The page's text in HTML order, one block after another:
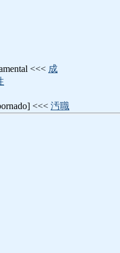
<<< 成
<<< 汚職